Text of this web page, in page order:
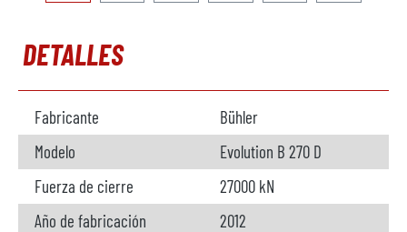
DETALLES
Fabricante
Bühler
Modelo
Evolution B 270 D
Fuerza de cierre
27000 kN
Año de fabricación
2012